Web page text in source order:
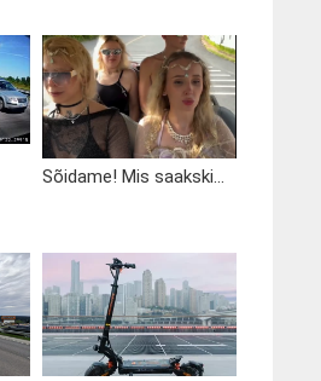
Sõidame! Mis saakski...